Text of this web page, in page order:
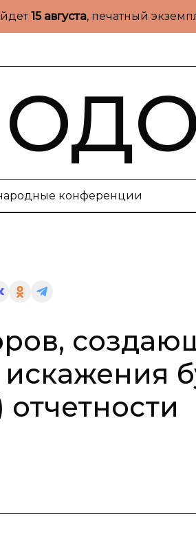
15 августа, печатный
конференции